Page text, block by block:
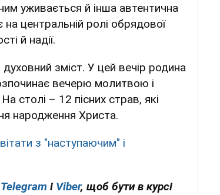
уживається й інша автентична
центральній ролі обрядової
й надії.
зміст. У цей вечір родина
вечерю молитвою і
столі – 12 пісних страв, які
народження Христа.
з "наступаючим" і
Telegram і Viber, щоб бути в курсі